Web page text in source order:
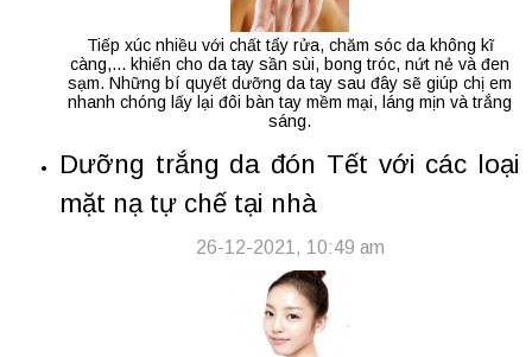
Tiếp xúc nhiều với chất tẩy rửa, chăm sóc da không kĩ
càng,... khiến cho da tay sần sùi, bong tróc, nứt nẻ và đen
sạm. Những bí quyết dưỡng da tay sau đây sẽ giúp chị em
nhanh chóng lấy lại đôi bàn tay mềm mại, láng mịn và trắng
sáng.
Dưỡng trắng da đón Tết với các loại
mặt nạ tự chế tại nhà
26-12-2021, 10:49 am